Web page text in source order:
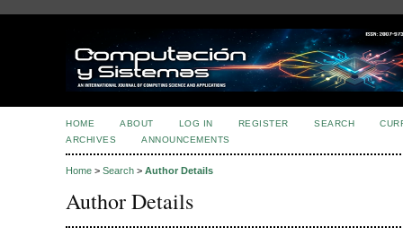
HOME ABOUT LOG IN REGISTER SEARCH
ARCHIVES
ANNOUNCEMENTS
Home > Search > Author Details
Author Details